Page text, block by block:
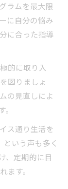
ラムを最大限
に自分の悩み
に合った指導
的に取り入
図りましょ
の見直しによ
ス通り生活を
いう声も多く
、定期的に目
ます。